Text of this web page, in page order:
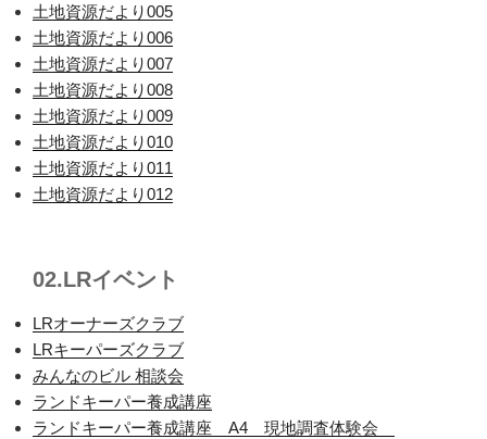
土地資源だより005
土地資源だより006
土地資源だより007
土地資源だより008
土地資源だより009
土地資源だより010
土地資源だより011
土地資源だより012
02.LRイベント
LRオーナーズクラブ
LRキーパーズクラブ
みんなのビル 相談会
ランドキーパー養成講座
ランドキーパー養成講座 A4 現地調査体験会